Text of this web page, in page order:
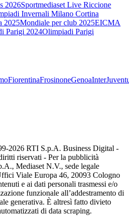
2026Sportmediaset Live Riccione
Invernali Milano Cortina
2025Mondiale per club 2025EICMA
Parigi 2024Olimpiadi Parigi
FiorentinaFrosinoneGenoaInter
2026 RTI S.p.A. Business Digital -
riservati - Per la pubblicità
Mediaset N.V., sede legale
Viale Europa 46, 20093 Cologno
e ai dati personali trasmessi e/o
funzionale all’addestramento di
generativa. È altresì fatto divieto
di data scraping.